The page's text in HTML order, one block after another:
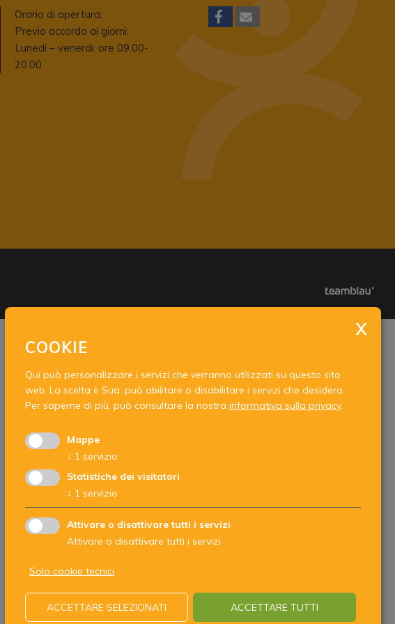
Orario di apertura:
Previo accordo ai giorni:
Lunedi – venerdi: ore 09.00-
20.00
COOKIE
Qui può personalizzare i servizi che verranno utilizzati su questo sito
web. La scelta è Sua: può abilitare o disabilitare i servizi che desidera.
Per saperne di più, può consultare la nostra informativa sulla privacy.
Mappe
↓ 1 servizio
Statistiche dei visitatori
↓ 1 servizio
Attivare o disattivare tutti i servizi
Attivare o disattivare tutti i servizi
Solo cookie tecnici
ACCETTARE SELEZIONATI ACCETTARE TUTTI